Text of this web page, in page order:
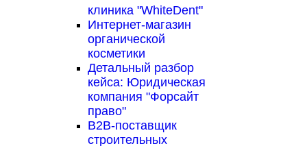
клиника "WhiteDent"
Интернет-магазин
органической
косметики
Детальный разбор
кейса: Юридическая
компания "Форсайт
право"
B2B-поставщик
строительных